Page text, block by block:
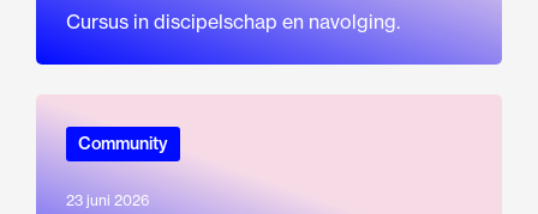
Cursus in discipelschap en navolging.
Community
23 juni 2026